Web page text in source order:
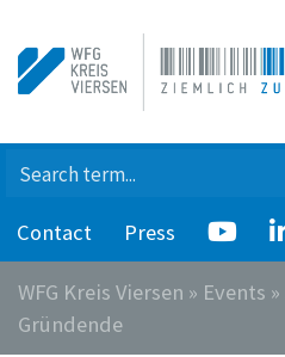
Contact Press
WFG Kreis Viersen » Events »
Gründende